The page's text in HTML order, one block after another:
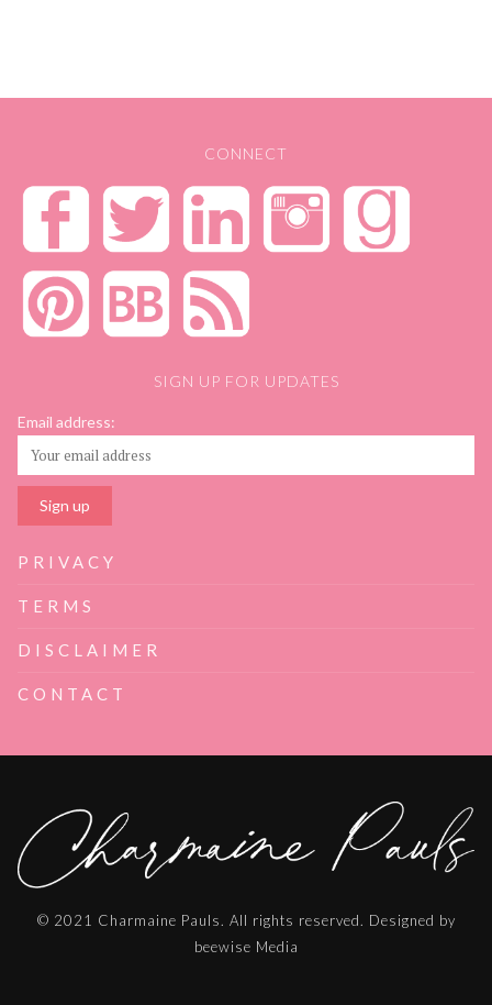
CONNECT
SIGN UP FOR UPDATES
Email address:
PRIVACY
TERMS
DISCLAIMER
CONTACT
© 2021 Charmaine Pauls. All rights reserved. Designed by
beewise Media